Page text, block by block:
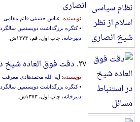
انصاری
نویسنده: عباس حسینی قائم مقامی
•کنگره بزرگداشت دویستمین
دبیرخانه، چاپ اول، قم، ۱۳۷۳ش.
۲۷. دقت فوق العاده شیخ
نویسنده: آیة الله محمدهادی معرفت
•کنگره بزرگداشت دویستمین
دبیرخانه، چاپ اول، ۱۳۷۳ش.